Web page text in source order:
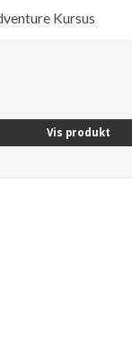
Kursus
Vis produkt